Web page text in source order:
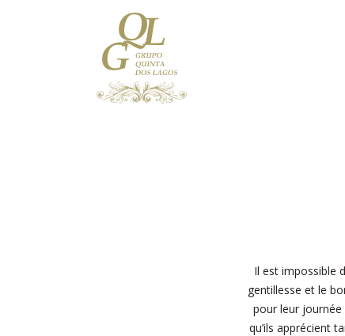
Il est impossible
gentillesse et le
pour leur
qu’ils apprécient